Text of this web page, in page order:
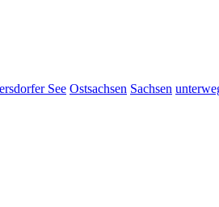
See Ostsachsen Sachsen